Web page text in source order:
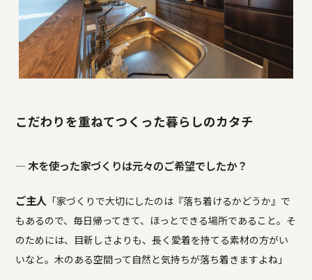
こだわりを重ねてつくった暮らしのカタチ
― 木を使った家づくりは元々のご希望でしたか？
ご主人 「家づくりで大切にしたのは『落ち着けるかどうか』で
もあるので、毎日帰ってきて、ほっとできる場所であること。そ
のためには、目新しさよりも、長く愛着を持てる素材の方がい
いなと。木のある空間って自然と気持ちが落ち着きますよね」